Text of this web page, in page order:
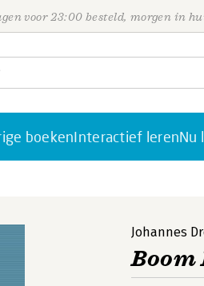
voor 23:00 besteld, morgen in
boekenInteractief lerenNu
Johannes